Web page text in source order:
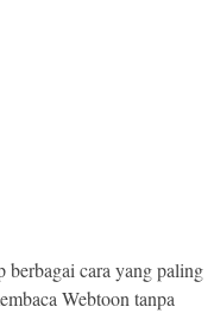
berbagai cara yang paling
Webtoon tanpa